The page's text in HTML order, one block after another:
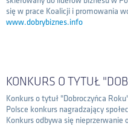
się w prace Koalicji i promowania
www.dobrybiznes.info
KONKURS O TYTUŁ
Konkurs o tytuł "Dobroczyńca
Polsce konkurs nagradzający
Konkurs odbywa się nieprzerwanie